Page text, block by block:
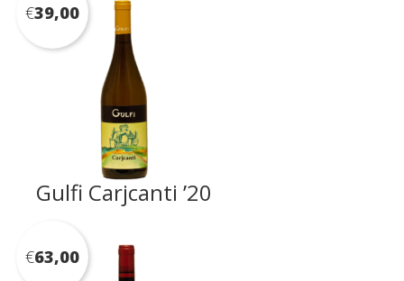
Gulfi Carjcanti ’20
€39,00
€63,00